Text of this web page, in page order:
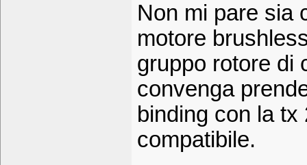
Non mi pare sia
motore
gruppo rotore di
convenga
binding con la
compatibile.